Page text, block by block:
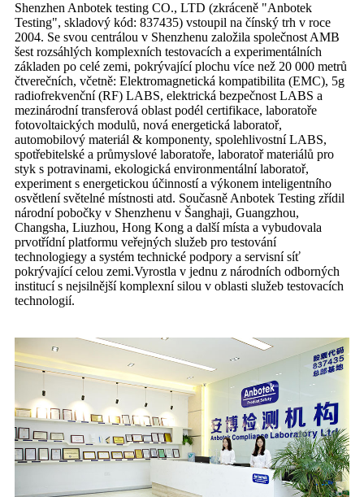
Shenzhen Anbotek testing CO., LTD (zkráceně "Anbotek
Testing", skladový kód: 837435) vstoupil na čínský trh v roce
2004. Se svou centrálou v Shenzhenu založila společnost AMB
šest rozsáhlých komplexních testovacích a experimentálních
základen po celé zemi, pokrývající plochu více než 20 000 metrů
čtverečních, včetně: Elektromagnetická kompatibilita (EMC), 5g
radiofrekvenční (RF) LABS, elektrická bezpečnost LABS a
mezinárodní transferová oblast podél certifikace, laboratoře
fotovoltaických modulů, nová energetická laboratoř,
automobilový materiál & komponenty, spolehlivostní LABS,
spotřebitelské a průmyslové laboratoře, laboratoř materiálů pro
styk s potravinami, ekologická environmentální laboratoř,
experiment s energetickou účinností a výkonem inteligentního
osvětlení světelné místnosti atd. Současně Anbotek Testing zřídil
národní pobočky v Shenzhenu v Šanghaji, Guangzhou,
Changsha, Liuzhou, Hong Kong a další místa a vybudovala
prvotřídní platformu veřejných služeb pro testování
technologiegy a systém technické podpory a servisní síť
pokrývající celou zemi.Vyrostla v jednu z národních odborných
institucí s nejsilnější komplexní silou v oblasti služeb testovacích
technologií.